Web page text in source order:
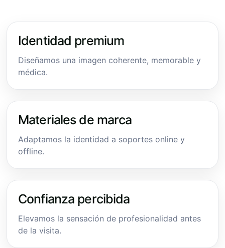
Identidad premium
Diseñamos una imagen coherente, memorable y
médica.
Materiales de marca
Adaptamos la identidad a soportes online y
offline.
Confianza percibida
Elevamos la sensación de profesionalidad antes
de la visita.